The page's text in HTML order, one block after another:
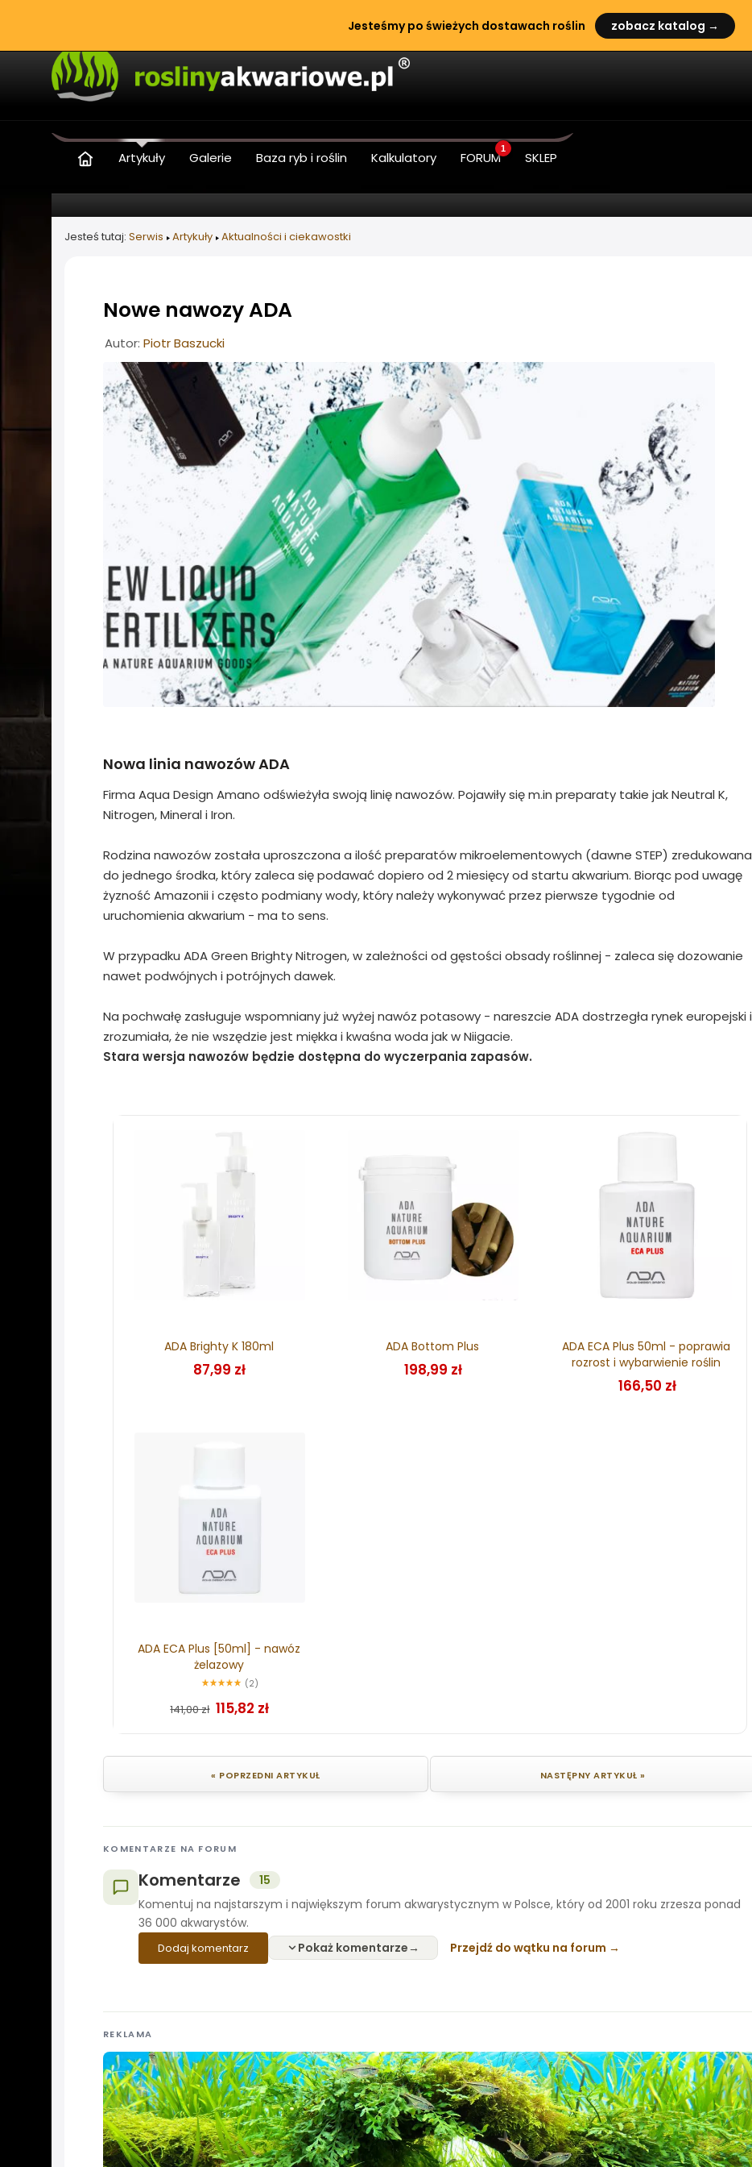
Jesteśmy po świeżych dostawach roślin zobacz katalog →
Artykuły Galerie Baza ryb i roślin Kalkulatory FORUM
1
SKLEP
Jesteś tutaj: Serwis Artykuły Aktualności i ciekawostki
Nowe nawozy ADA
Informacje o artykule
Autor: Piotr Baszucki
Nowa linia nawozów ADA
Firma Aqua Design Amano odświeżyła swoją linię nawozów. Pojawiły się m.in preparaty takie jak Neutral K,
Nitrogen, Mineral i Iron.
Rodzina nawozów została uproszczona a ilość preparatów mikroelementowych (dawne STEP) zredukowana
do jednego środka, który zaleca się podawać dopiero od 2 miesięcy od startu akwarium. Biorąc pod uwagę
żyzność Amazonii i często podmiany wody, który należy wykonywać przez pierwsze tygodnie od
uruchomienia akwarium - ma to sens.
W przypadku ADA Green Brighty Nitrogen, w zależności od gęstości obsady roślinnej - zaleca się dozowanie
nawet podwójnych i potrójnych dawek.
Na pochwałę zasługuje wspomniany już wyżej nawóz potasowy - nareszcie ADA dostrzegła rynek europejski i
zrozumiała, że nie wszędzie jest miękka i kwaśna woda jak w Niigacie.
Stara wersja nawozów będzie dostępna do wyczerpania zapasów.
ADA Brighty K 180ml
87,99 zł
ADA Bottom Plus
198,99 zł
ADA ECA Plus 50ml - poprawia
rozrost i wybarwienie roślin
166,50 zł
ADA ECA Plus [50ml] - nawóz
żelazowy
(2)
141,00 zł 115,82 zł
« POPRZEDNI ARTYKUŁ NASTĘPNY ARTYKUŁ »
KOMENTARZE NA FORUM
Komentarze
15
Komentuj na najstarszym i największym forum akwarystycznym w Polsce, który od 2001 roku zrzesza ponad
36 000 akwarystów.
Dodaj komentarz Pokaż komentarze Przejdź do wątku na forum
REKLAMA